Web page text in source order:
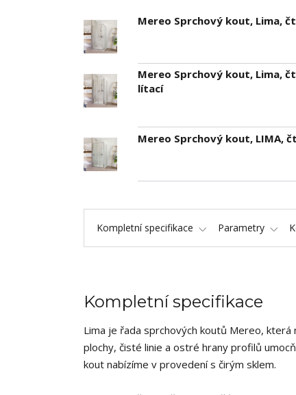
Mereo Sprchový kout, Lima,
Mereo Sprchový kout, Lima,
lítací
Mereo Sprchový kout, LIMA,
Kompletní specifikace Parametry
Kompletní specifikace
Lima je řada sprchových koutů Mereo, která
plochy, čisté linie a ostré hrany profilů
kout nabízíme v provedení s čirým sklem.